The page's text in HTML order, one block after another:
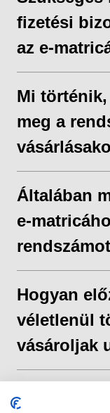
fizetési
az e-
Mi
meg a
Általában
e-
Hogyan
véletlenül
vásároljak
Kaphatok